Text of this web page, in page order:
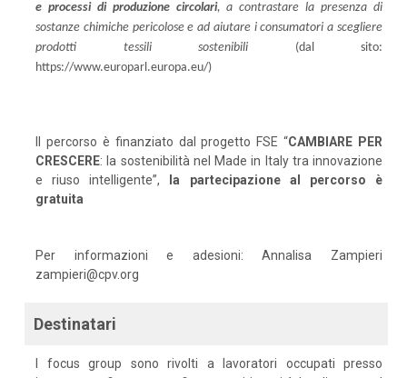
e processi di produzione circolari, a contrastare la presenza di
sostanze chimiche pericolose e ad aiutare i consumatori a scegliere
prodotti tessili sostenibili (dal sito:
https://www.europarl.europa.eu/)
Il percorso è finanziato dal progetto FSE “CAMBIARE PER
CRESCERE: la sostenibilità nel Made in Italy tra innovazione
e riuso intelligente”,
la partecipazione al percorso è
gratuita
Per informazioni e adesioni: Annalisa Zampieri
zampieri@cpv.org
Destinatari
I focus group sono rivolti a lavoratori occupati presso